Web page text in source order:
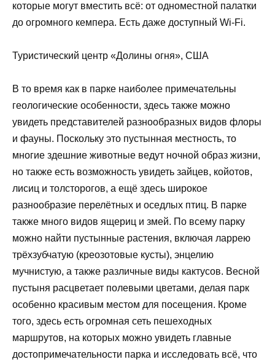
которые могут вместить всё: от одноместной палатки
до огромного кемпера. Есть даже доступный Wi-Fi.
Туристический центр «Долины огня», США
В то время как в парке наиболее примечательны
геологические особенности, здесь также можно
увидеть представителей разнообразных видов флоры
и фауны. Поскольку это пустынная местность, то
многие здешние животные ведут ночной образ жизни,
но также есть возможность увидеть зайцев, койотов,
лисиц и толсторогов, а ещё здесь широкое
разнообразие перелётных и оседлых птиц. В парке
также много видов ящериц и змей. По всему парку
можно найти пустынные растения, включая ларрею
трёхзубчатую (креозотовые кусты), энцелию
мучнистую, а также различные виды кактусов. Весной
пустыня расцветает полевыми цветами, делая парк
особенно красивым местом для посещения. Кроме
того, здесь есть огромная сеть пешеходных
маршрутов, на которых можно увидеть главные
достопримечательности парка и исследовать всё, что